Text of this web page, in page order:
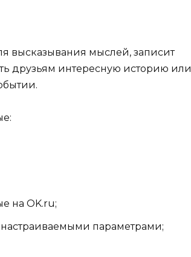
высказывания мыслей, записит
друзьям интересную историю или
на OK.ru;
параметрами;